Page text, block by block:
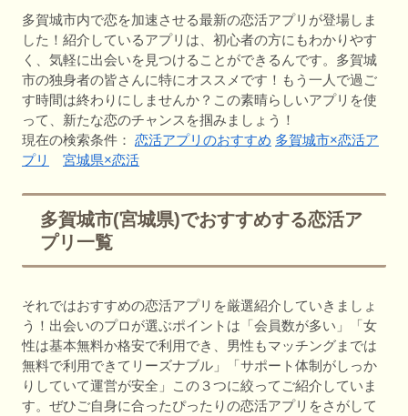
多賀城市内で恋を加速させる最新の恋活アプリが登場しま
した！紹介しているアプリは、初心者の方にもわかりやす
く、気軽に出会いを見つけることができるんです。多賀城
市の独身者の皆さんに特にオススメです！もう一人で過ご
す時間は終わりにしませんか？この素晴らしいアプリを使
って、新たな恋のチャンスを掴みましょう！
現在の検索条件： 恋活アプリのおすすめ 多賀城市×恋活ア
プリ
宮城県×恋活
多賀城市(宮城県)でおすすめする恋活ア
プリ一覧
それではおすすめの恋活アプリを厳選紹介していきましょ
う！出会いのプロが選ぶポイントは「会員数が多い」「女
性は基本無料か格安で利用でき、男性もマッチングまでは
無料で利用できてリーズナブル」「サポート体制がしっか
りしていて運営が安全」この３つに絞ってご紹介していま
す。ぜひご自身に合ったぴったりの恋活アプリをさがして